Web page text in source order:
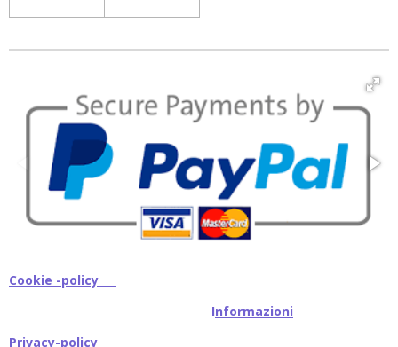
Cookie -policy
Informazioni
Privacy-policy